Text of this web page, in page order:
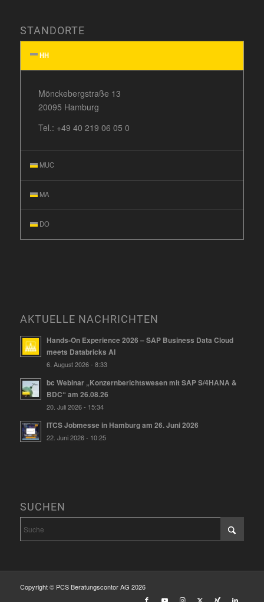
STANDORTE
HH
Mönckebergstraße 13
20095 Hamburg
Tel.: +49 40 219 06 05 0
MUC
MA
DO
AKTUELLE NACHRICHTEN
Hands-On Experience 2026 – SAP Business Data Cloud
meets Databricks AI
6. August 2026 - 8:33
bc Webinar „Konzernberichtswesen mit SAP S/4HANA &
BDC“ am 26.08.26
20. Juli 2026 - 15:34
ITCS Jobmesse in Hamburg am 26. Juni 2026
22. Juni 2026 - 10:25
SUCHEN
Copyright © PCS Beratungscontor AG 2026